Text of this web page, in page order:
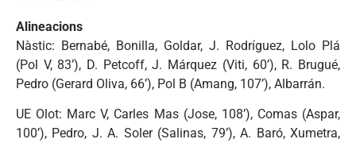
Alineacions
Nàstic: Bernabé, Bonilla, Goldar, J. Rodríguez, Lolo Plá
(Pol V, 83’), D. Petcoff, J. Márquez (Viti, 60’), R. Brugué,
Pedro (Gerard Oliva, 66’), Pol B (Amang, 107’), Albarrán.
UE Olot: Marc V, Carles Mas (Jose, 108’), Comas (Aspar,
100’), Pedro, J. A. Soler (Salinas, 79’), A. Baró, Xumetra,